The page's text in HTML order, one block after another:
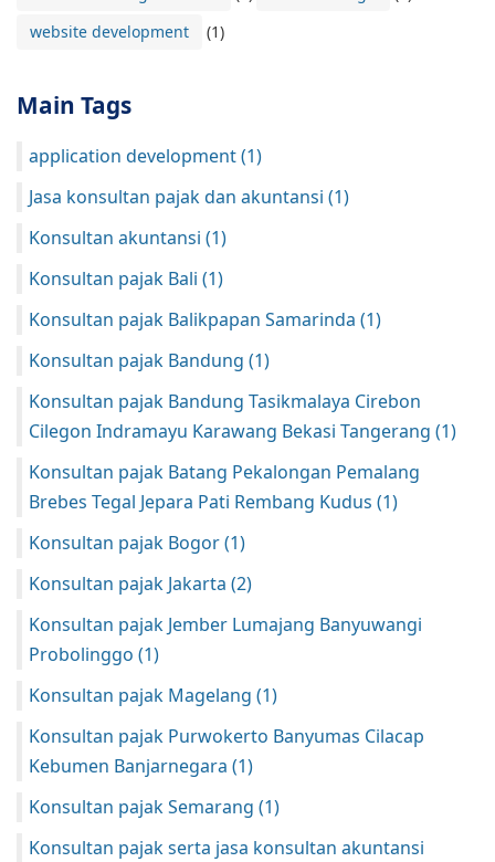
website development
(1)
Main Tags
application development(1)
Jasa konsultan pajak dan akuntansi (1)
Konsultan akuntansi (1)
Konsultan pajak Bali (1)
Konsultan pajak Balikpapan Samarinda (1)
Konsultan pajak Bandung (1)
Konsultan pajak Bandung Tasikmalaya Cirebon
Cilegon Indramayu Karawang Bekasi Tangerang (1)
Konsultan pajak Batang Pekalongan Pemalang
Brebes Tegal Jepara Pati Rembang Kudus (1)
Konsultan pajak Bogor(1)
Konsultan pajak Jakarta (2)
Konsultan pajak Jember Lumajang Banyuwangi
Probolinggo (1)
Konsultan pajak Magelang (1)
Konsultan pajak Purwokerto Banyumas Cilacap
Kebumen Banjarnegara (1)
Konsultan pajak Semarang (1)
Konsultan pajak serta jasa konsultan akuntansi